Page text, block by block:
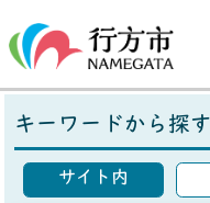
キーワードから探す
サイト内